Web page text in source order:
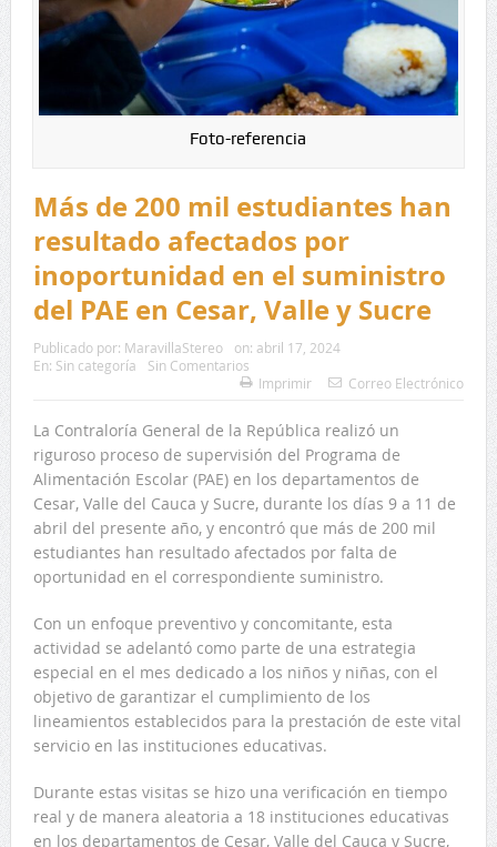
Foto-referencia
Más de 200 mil estudiantes han
resultado afectados por
inoportunidad en el suministro
del PAE en Cesar, Valle y Sucre
Publicado por: MaravillaStereo on: abril 17, 2024
En: Sin categoría
Sin Comentarios
Imprimir
Correo Electrónico
La Contraloría General de la República realizó un
riguroso proceso de supervisión del Programa de
Alimentación Escolar (PAE) en los departamentos de
Cesar, Valle del Cauca y Sucre, durante los días 9 a 11 de
abril del presente año, y encontró que más de 200 mil
estudiantes han resultado afectados por falta de
oportunidad en el correspondiente suministro.
Con un enfoque preventivo y concomitante, esta
actividad se adelantó como parte de una estrategia
especial en el mes dedicado a los niños y niñas, con el
objetivo de garantizar el cumplimiento de los
lineamientos establecidos para la prestación de este vital
servicio en las instituciones educativas.
Durante estas visitas se hizo una verificación en tiempo
real y de manera aleatoria a 18 instituciones educativas
en los departamentos de Cesar, Valle del Cauca y Sucre,